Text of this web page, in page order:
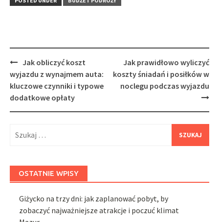
Post
navigation
Jak obliczyć koszt
wyjazdu z wynajmem auta:
kluczowe czynniki i typowe
dodatkowe opłaty
Jak prawidłowo wyliczyć
koszty śniadań i posiłków w
noclegu podczas wyjazdu
OSTATNIE WPISY
Giżycko na trzy dni: jak zaplanować pobyt, by
zobaczyć najważniejsze atrakcje i poczuć klimat